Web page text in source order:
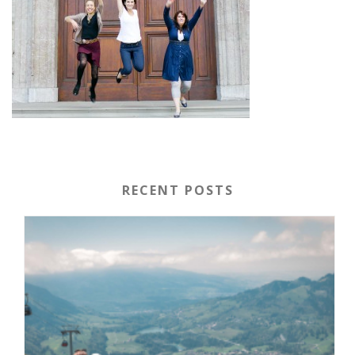
RECENT POSTS